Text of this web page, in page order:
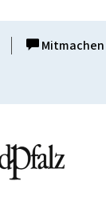
Mitmachen